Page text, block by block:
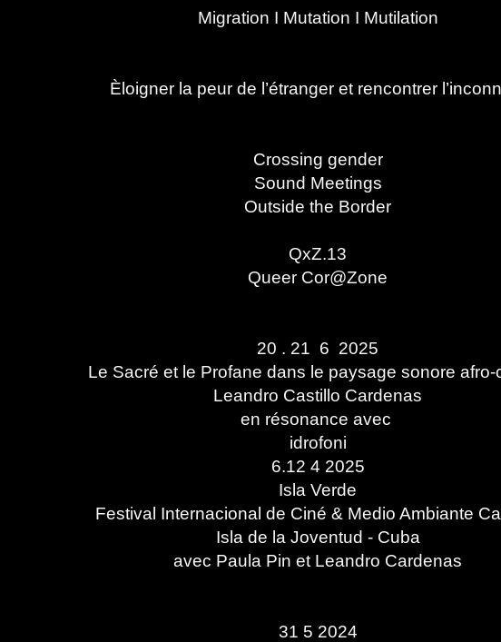
Migration I Mutation I Mutilation
Èloigner la peur de l’étranger et rencontrer
Crossing gender
Sound Meetings
Outside the Border
QxZ.13​
Queer Cor@Zone
20 . 21 6 2025
Le Sacré et le Profane dans le paysage sonore afro-
Leandro Castillo Cardenas
​​en résonance avec
idrofoni
6.12 4 2025
Isla Verde
Festival Internacional de Ciné & Medio Ambiante
Isla de la Joventud - Cuba
avec Paula Pin et Leandro Cardenas
31 5 2024